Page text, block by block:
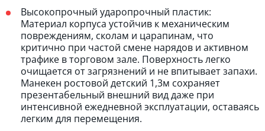
Высокопрочный ударопрочный пластик:
Материал корпуса устойчив к механическим
повреждениям, сколам и царапинам, что
критично при частой смене нарядов и активном
трафике в торговом зале. Поверхность легко
очищается от загрязнений и не впитывает запахи.
Манекен ростовой детский 1,3м сохраняет
презентабельный внешний вид даже при
интенсивной ежедневной эксплуатации, оставаясь
легким для перемещения.